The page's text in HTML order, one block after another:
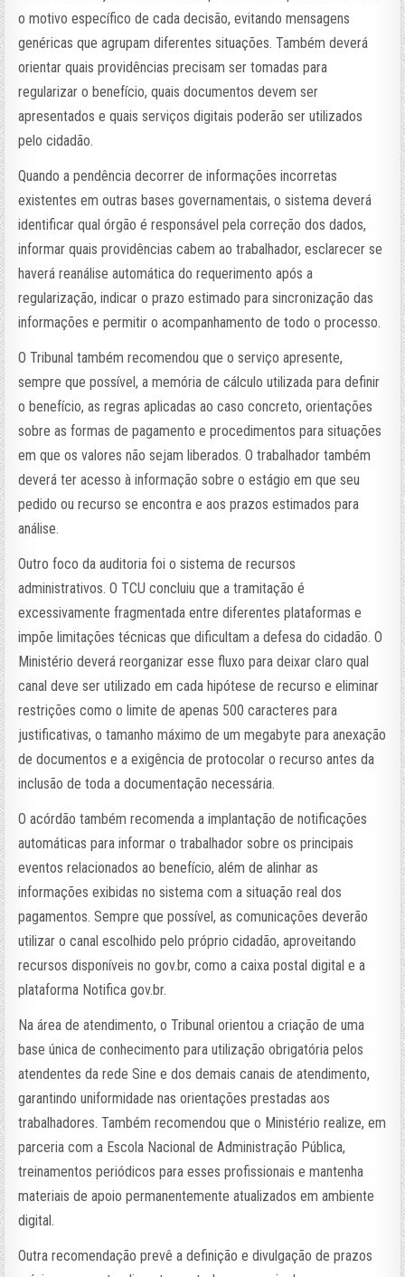
o motivo específico de cada decisão, evitando mensagens
genéricas que agrupam diferentes situações. Também deverá
orientar quais providências precisam ser tomadas para
regularizar o benefício, quais documentos devem ser
apresentados e quais serviços digitais poderão ser utilizados
pelo cidadão.
Quando a pendência decorrer de informações incorretas
existentes em outras bases governamentais, o sistema deverá
identificar qual órgão é responsável pela correção dos dados,
informar quais providências cabem ao trabalhador, esclarecer se
haverá reanálise automática do requerimento após a
regularização, indicar o prazo estimado para sincronização das
informações e permitir o acompanhamento de todo o processo.
O Tribunal também recomendou que o serviço apresente,
sempre que possível, a memória de cálculo utilizada para definir
o benefício, as regras aplicadas ao caso concreto, orientações
sobre as formas de pagamento e procedimentos para situações
em que os valores não sejam liberados. O trabalhador também
deverá ter acesso à informação sobre o estágio em que seu
pedido ou recurso se encontra e aos prazos estimados para
análise.
Outro foco da auditoria foi o sistema de recursos
administrativos. O TCU concluiu que a tramitação é
excessivamente fragmentada entre diferentes plataformas e
impõe limitações técnicas que dificultam a defesa do cidadão. O
Ministério deverá reorganizar esse fluxo para deixar claro qual
canal deve ser utilizado em cada hipótese de recurso e eliminar
restrições como o limite de apenas 500 caracteres para
justificativas, o tamanho máximo de um megabyte para anexação
de documentos e a exigência de protocolar o recurso antes da
inclusão de toda a documentação necessária.
O acórdão também recomenda a implantação de notificações
automáticas para informar o trabalhador sobre os principais
eventos relacionados ao benefício, além de alinhar as
informações exibidas no sistema com a situação real dos
pagamentos. Sempre que possível, as comunicações deverão
utilizar o canal escolhido pelo próprio cidadão, aproveitando
recursos disponíveis no gov.br, como a caixa postal digital e a
plataforma Notifica gov.br.
Na área de atendimento, o Tribunal orientou a criação de uma
base única de conhecimento para utilização obrigatória pelos
atendentes da rede Sine e dos demais canais de atendimento,
garantindo uniformidade nas orientações prestadas aos
trabalhadores. Também recomendou que o Ministério realize, em
parceria com a Escola Nacional de Administração Pública,
treinamentos periódicos para esses profissionais e mantenha
materiais de apoio permanentemente atualizados em ambiente
digital.
Outra recomendação prevê a definição e divulgação de prazos